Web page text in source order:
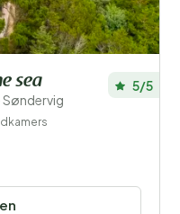
sea
Søndervig
5/5